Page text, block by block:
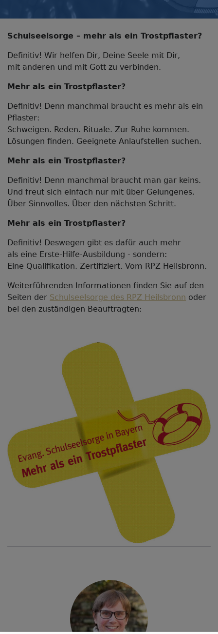
Schulseelsorge – mehr als ein Trostpflaster?
Definitiv! Wir helfen Dir, Deine Seele mit Dir,
mit anderen und mit Gott zu verbinden.
Mehr als ein Trostpflaster?
Definitiv! Denn manchmal braucht es mehr als ein
Pflaster:
Schweigen. Reden. Rituale. Zur Ruhe kommen.
Lösungen finden. Geeignete Anlaufstellen suchen.
Mehr als ein Trostpflaster?
Definitiv! Denn manchmal braucht man gar keins.
Und freut sich einfach nur mit über Gelungenes.
Über Sinnvolles. Über den nächsten Schritt.
Mehr als ein Trostpflaster?
Definitiv! Deswegen gibt es dafür auch mehr
als eine Erste-Hilfe-Ausbildung - sondern:
Eine Qualifikation. Zertifiziert. Vom RPZ Heilsbronn.
Weiterführenden Informationen finden Sie auf den
Seiten der Schulseelsorge des RPZ Heilsbronn oder
bei den zuständigen Beauftragten: